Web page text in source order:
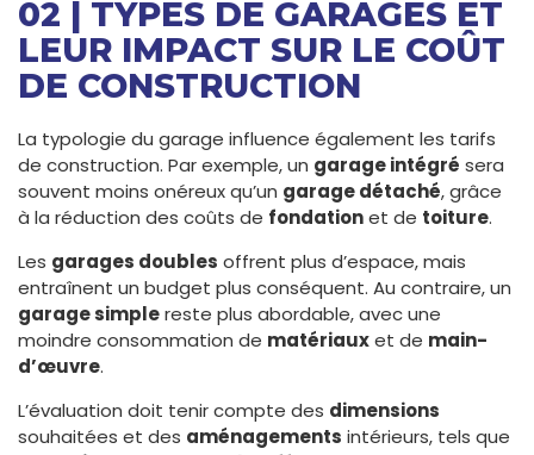
02 | TYPES DE GARAGES ET
LEUR IMPACT SUR LE COÛT
DE CONSTRUCTION
La typologie du garage influence également les tarifs
de construction. Par exemple, un garage intégré sera
souvent moins onéreux qu’un garage détaché, grâce
à la réduction des coûts de fondationet de toiture.
Les garages doubles offrent plus d’espace, mais
entraînent un budget plus conséquent. Au contraire, un
garage simplereste plus abordable, avec une
moindre consommation de matériauxet de main-
d’œuvre.
L’évaluation doit tenir compte des dimensions
souhaitées et des aménagements intérieurs, tels que